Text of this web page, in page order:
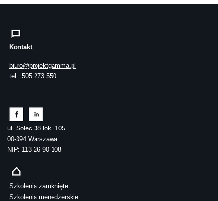
Kontakt
biuro@projektgamma.pl
tel.: 505 273 550
ul. Solec 38 lok. 105
00-394 Warszawa
NIP: 113-26-90-108
Szkolenia zamknięte
Szkolenia menedżerskie